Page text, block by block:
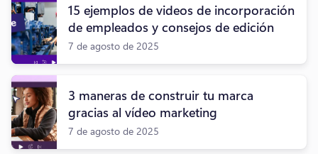
15 ejemplos de videos de incorporación
de empleados y consejos de edición
7 de agosto de 2025
3 maneras de construir tu marca
gracias al vídeo marketing
7 de agosto de 2025